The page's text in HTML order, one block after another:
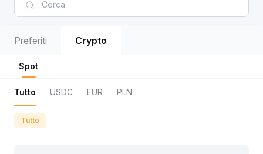
Preferiti Crypto
Spot
Tutto USDC EUR PLN
Tutto